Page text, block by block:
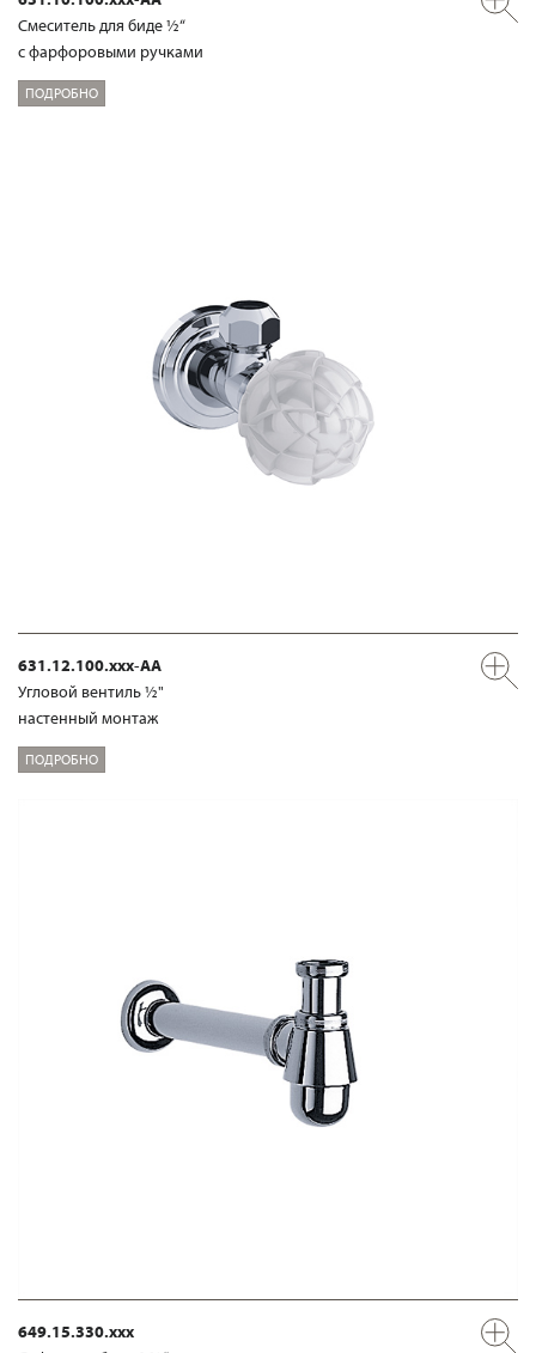
Смеситель для биде ½“
с фарфоровыми ручками
ПОДРОБНО
631.12.100.xxx-AA
Угловой вентиль ½"
настенный монтаж
ПОДРОБНО
649.15.330.xxx